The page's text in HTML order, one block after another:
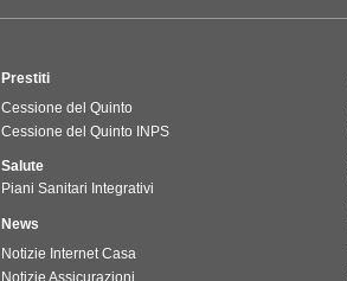
Prestiti
Cessione del Quinto
Cessione del Quinto INPS
Salute
Piani Sanitari Integrativi
News
Notizie Internet Casa
Notizie Assicurazioni